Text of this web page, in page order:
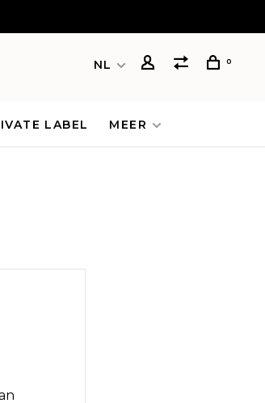
NL 0
LABEL MEER